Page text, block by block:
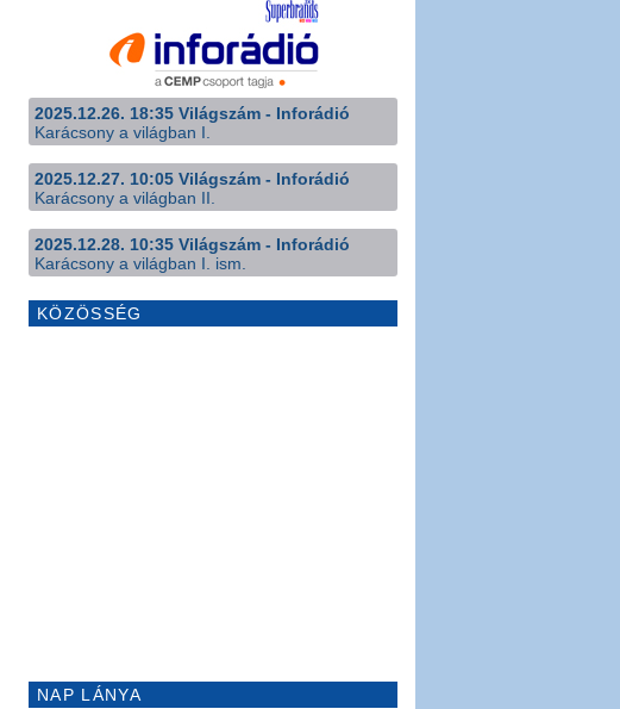
2025.12.26. 18:35 Világszám - Inforádió
Karácsony a világban I.
2025.12.27. 10:05 Világszám - Inforádió
Karácsony a világban II.
2025.12.28. 10:35 Világszám - Inforádió
Karácsony a világban I. ism.
KÖZÖSSÉG
NAP LÁNYA